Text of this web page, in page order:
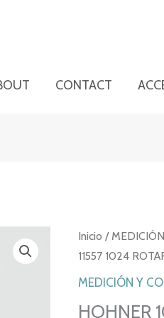
CONTACT
Inicio /
11557 1024
MEDICIÓN Y
HOHNER